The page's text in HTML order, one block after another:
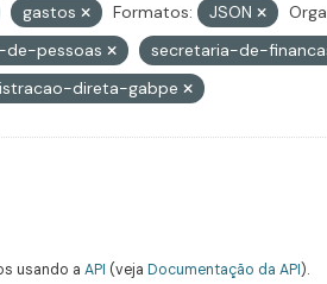
gastos Formatos: JSON
pessoas
secretaria-de-
direta-gabpe
usando a API (veja Documentação da API).